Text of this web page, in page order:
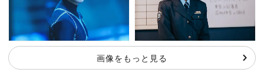
画像をもっと見る